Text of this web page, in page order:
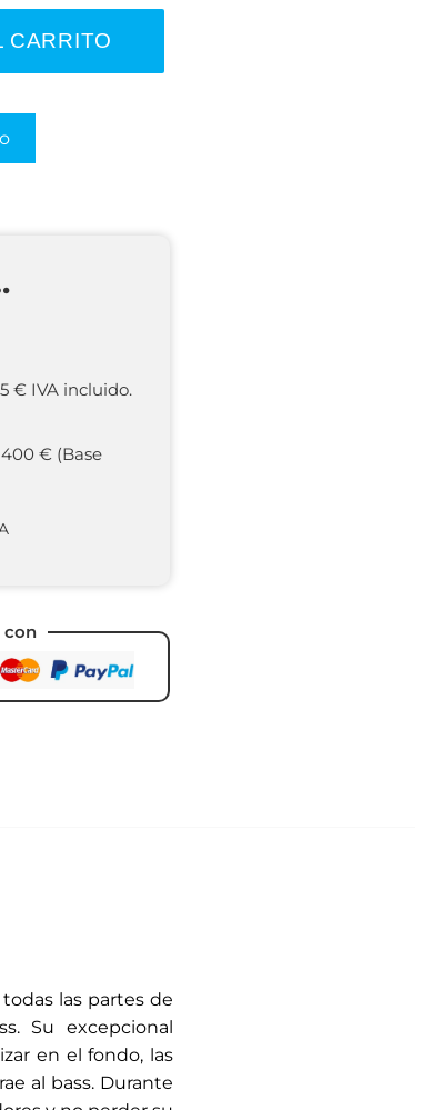
CARRITO
€ IVA incluido.
€ (Base
con
las partes de
Su excepcional
en el fondo, las
al bass. Durante